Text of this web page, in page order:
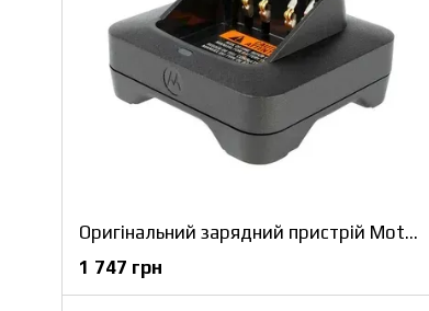
Оригінальний зарядний пристрій Motorola PMPN4527A для радіостанції Motorola DP 4400 / DP 4600 / DP 4800 / R7 / R7A
1 747 грн